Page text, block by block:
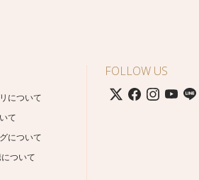
について
て
について
ついて
FOLLOW US